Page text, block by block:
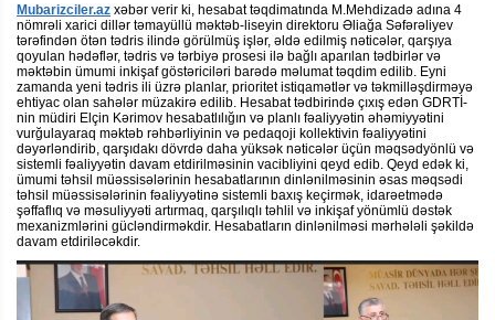
Mubarizciler.az xəbər verir ki, hesabat təqdimatında M.Mehdizadə adına 4
nömrəli xarici dillər təmayüllü məktəb-liseyin direktoru Əliağa Səfərəliyev
tərəfindən ötən tədris ilində görülmüş işlər, əldə edilmiş nəticələr, qarşıya
qoyulan hədəflər, tədris və tərbiyə prosesi ilə bağlı aparılan tədbirlər və
məktəbin ümumi inkişaf göstəriciləri barədə məlumat təqdim edilib. Eyni
zamanda yeni tədris ili üzrə planlar, prioritet istiqamətlər və təkmilləşdirməyə
ehtiyac olan sahələr müzakirə edilib. Hesabat tədbirində çıxış edən GDRTİ-
nin müdiri Elçin Kərimov hesabatlılığın və planlı fəaliyyətin əhəmiyyətini
vurğulayaraq məktəb rəhbərliyinin və pedaqoji kollektivin fəaliyyətini
dəyərləndirib, qarşıdakı dövrdə daha yüksək nəticələr üçün məqsədyönlü və
sistemli fəaliyyətin davam etdirilməsinin vacibliyini qeyd edib. Qeyd edək ki,
ümumi təhsil müəssisələrinin hesabatlarının dinlənilməsinin əsas məqsədi
təhsil müəssisələrinin fəaliyyətinə sistemli baxış keçirmək, idarəetmədə
şəffaflıq və məsuliyyəti artırmaq, qarşılıqlı təhlil və inkişaf yönümlü dəstək
mexanizmlərini gücləndirməkdir. Hesabatların dinlənilməsi mərhələli şəkildə
davam etdiriləcəkdir.